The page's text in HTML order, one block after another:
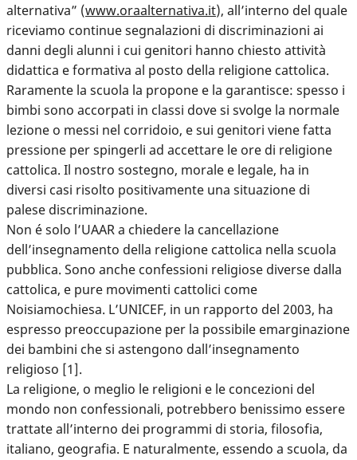
alternativa” (www.oraalternativa.it), all’interno del quale
riceviamo continue segnalazioni di discriminazioni ai
danni degli alunni i cui genitori hanno chiesto attività
didattica e formativa al posto della religione cattolica.
Raramente la scuola la propone e la garantisce: spesso i
bimbi sono accorpati in classi dove si svolge la normale
lezione o messi nel corridoio, e sui genitori viene fatta
pressione per spingerli ad accettare le ore di religione
cattolica. Il nostro sostegno, morale e legale, ha in
diversi casi risolto positivamente una situazione di
palese discriminazione.
Non é solo l’UAAR a chiedere la cancellazione
dell’insegnamento della religione cattolica nella scuola
pubblica. Sono anche confessioni religiose diverse dalla
cattolica, e pure movimenti cattolici come
Noisiamochiesa. L’UNICEF, in un rapporto del 2003, ha
espresso preoccupazione per la possibile emarginazione
dei bambini che si astengono dall’insegnamento
religioso [1].
La religione, o meglio le religioni e le concezioni del
mondo non confessionali, potrebbero benissimo essere
trattate all’interno dei programmi di storia, filosofia,
italiano, geografia. E naturalmente, essendo a scuola, da